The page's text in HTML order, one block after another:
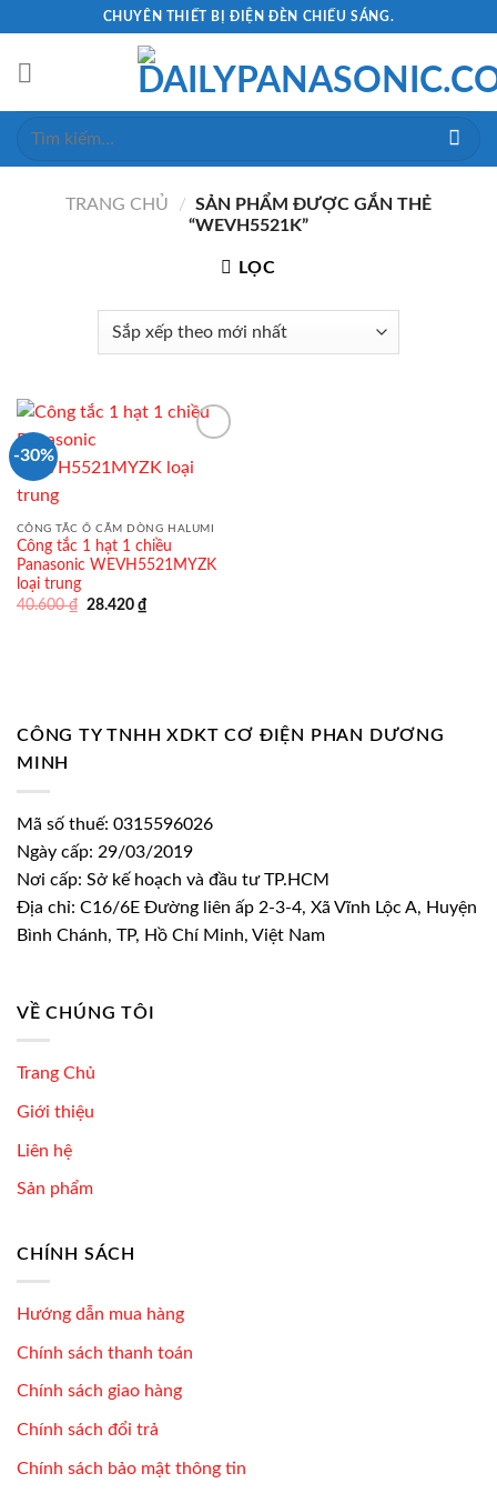
content
CHUYÊN THIẾT BỊ ĐIỆN ĐÈN CHIẾU SÁNG.
Tìm
TRANG CHỦ / SẢN PHẨM ĐƯỢC GẮN THẺ
“WEVH5521K”
LỌC
-30%
CÔNG TẮC Ổ CẮM DÒNG HALUMI
Công tắc 1 hạt 1 chiều
Panasonic WEVH5521MYZK
loại trung
40.600₫ Giá
28.420 ₫Giá
hiện
CÔNG TY TNHH XDKT CƠ ĐIỆN PHAN DƯƠNG
MINH
Mã số thuế: 0315596026
Ngày cấp: 29/03/2019
Nơi cấp: Sở kế hoạch và đầu tư TP.HCM
Địa chỉ: C16/6E Đường liên ấp 2-3-4, Xã Vĩnh Lộc A, Huyện
Bình Chánh, TP, Hồ Chí Minh, Việt Nam
VỀ CHÚNG TÔI
Trang Chủ
Giới thiệu
Liên hệ
Sản phẩm
CHÍNH SÁCH
Hướng dẫn mua hàng
Chính sách thanh toán
Chính sách giao hàng
Chính sách đổi trả
Chính sách bảo mật thông tin